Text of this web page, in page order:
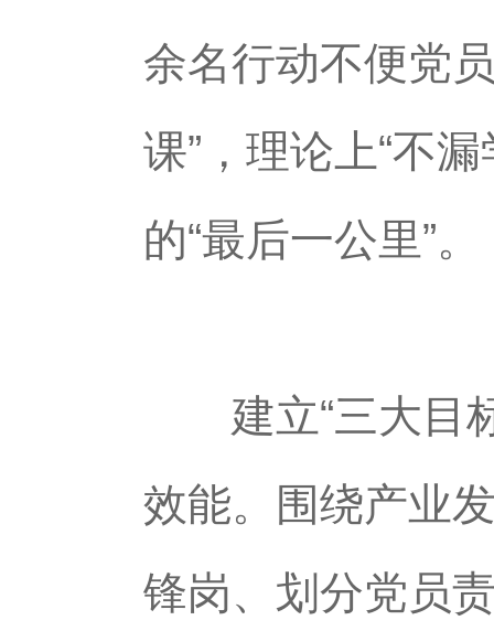
余名行动不便党
课”，理论上“不
的“最后一公里”。
建立“三大目标
效能。围绕产业
锋岗、划分党员